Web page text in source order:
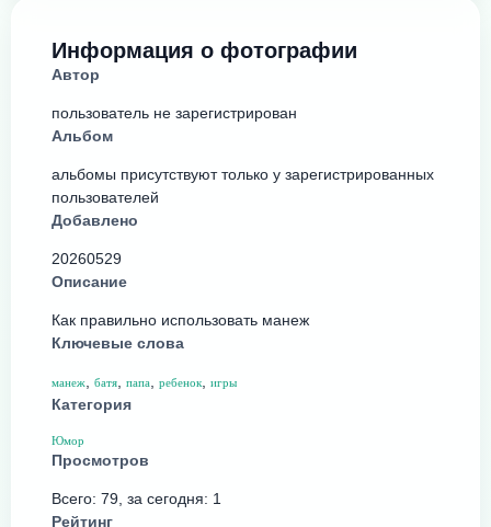
Информация о фотографии
Автор
пользователь не зарегистрирован
Альбом
альбомы присутствуют только у зарегистрированных
пользователей
Добавлено
20260529
Описание
Как правильно использовать манеж
Ключевые слова
манеж батя папа ребенок игры
Категория
Юмор
Просмотров
Всего: 79, за сегодня: 1
Рейтинг